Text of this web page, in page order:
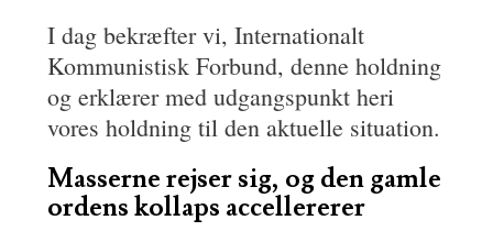
I dag bekræfter vi, Internationalt
Kommunistisk Forbund, denne holdning
og erklærer med udgangspunkt heri
vores holdning til den aktuelle situation.
Masserne rejser sig, og den gamle
ordens kollaps accellererer